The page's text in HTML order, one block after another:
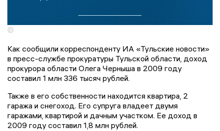
©
Как сообщили корреспонденту ИА «Тульские новости»
в пресс-службе прокуратуры Тульской области, доход
прокурора области Олега Черныша в 2009 году
составил 1 млн 336 тысяч рублей.
Также в его собственности находится квартира, 2
гаража и снегоход. Его супруга владеет двумя
гаражами, квартирой и дачным участком. Ее доход в
2009 году составил 1,8 млн рублей.